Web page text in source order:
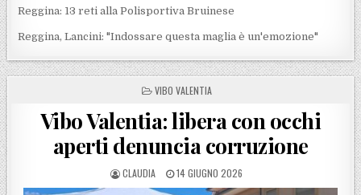
Reggina: 13 reti alla Polisportiva Bruinese
Reggina, Lancini: "Indossare questa maglia è un'emozione"
POSTED IN
VIBO VALENTIA
Vibo Valentia: libera con occhi
aperti denuncia corruzione
POSTED BY
CLAUDIA POSTED ON
14 GIUGNO 2026